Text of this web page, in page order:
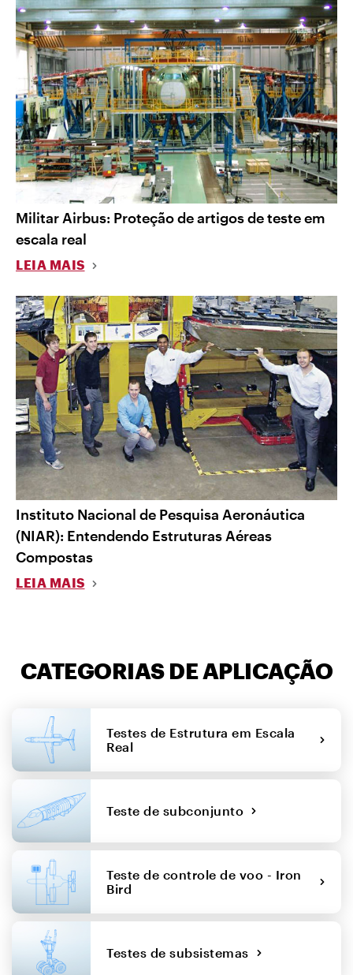
Militar Airbus: Proteção de artigos de teste em
escala real
LEIA MAIS
Instituto Nacional de Pesquisa Aeronáutica
(NIAR): Entendendo Estruturas Aéreas
Compostas
LEIA MAIS
CATEGORIAS DE APLICAÇÃO
Testes de Estrutura em Escala
Real
Teste de subconjunto
Teste de controle de voo - Iron
Bird
Testes de subsistemas